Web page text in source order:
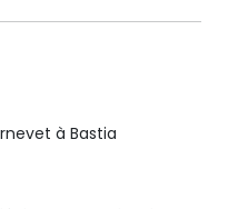
à Bastia